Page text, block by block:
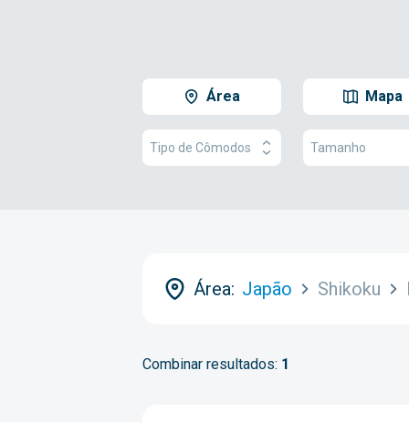
Área Mapa
Tipo de Cômodos Tamanho
Área: Japão Shikoku
Combinar resultados: 1